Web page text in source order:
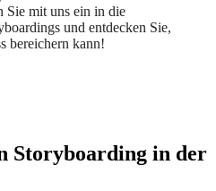
Sie mit uns ein in die
und entdecken Sie,
bereichern kann!
Storyboarding in der